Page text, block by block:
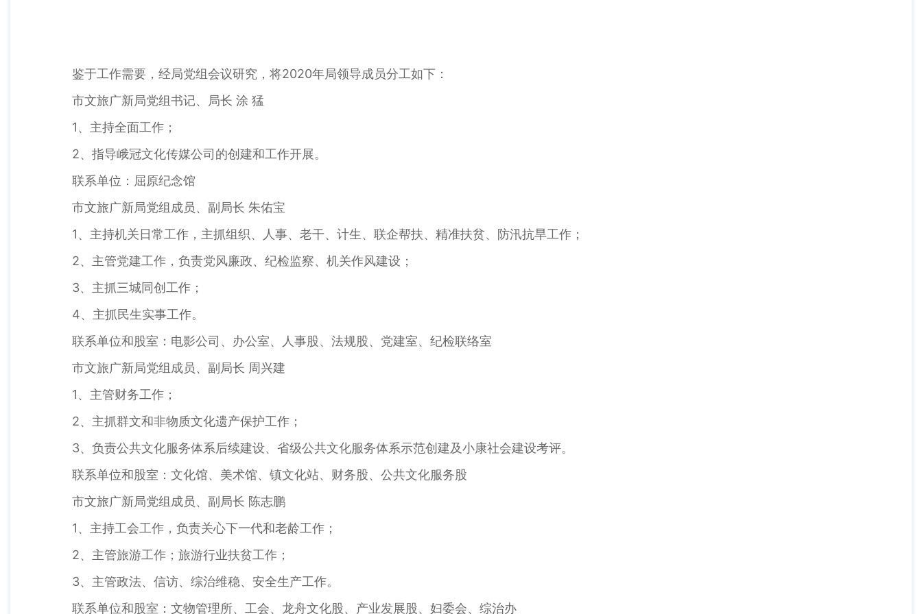
鉴于工作需要，经局党组会议研究，将2020年局领导成员分工如下：
市文旅广新局党组书记、局长 涂 猛
1、主持全面工作；
2、指导峨冠文化传媒公司的创建和工作开展。
联系单位：屈原纪念馆
市文旅广新局党组成员、副局长 朱佑宝
1、主持机关日常工作，主抓组织、人事、老干、计生、联企帮扶、精准扶贫、防汛抗旱工作；
2、主管党建工作，负责党风廉政、纪检监察、机关作风建设；
3、主抓三城同创工作；
4、主抓民生实事工作。
联系单位和股室：电影公司、办公室、人事股、法规股、党建室、纪检联络室
市文旅广新局党组成员、副局长 周兴建
1、主管财务工作；
2、主抓群文和非物质文化遗产保护工作；
3、负责公共文化服务体系后续建设、省级公共文化服务体系示范创建及小康社会建设考评。
联系单位和股室：文化馆、美术馆、镇文化站、财务股、公共文化服务股
市文旅广新局党组成员、副局长 陈志鹏
1、主持工会工作，负责关心下一代和老龄工作；
2、主管旅游工作；旅游行业扶贫工作；
3、主管政法、信访、综治维稳、安全生产工作。
联系单位和股室：文物管理所、工会、龙舟文化股、产业发展股、妇委会、综治办